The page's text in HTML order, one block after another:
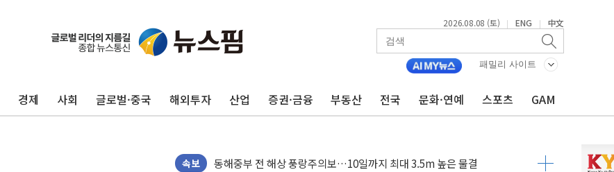
2026.08.08 (토) | ENG | 中文
패밀리 사이트
경제 사회 글로벌·중국 해외투자 산업 증권·금융 부동산 전국 문화·연예 스포츠 GAM
속보
'화합' 꺼낸 김민석에 '뻔뻔' 받아친 정청래…제주 연설서 신경전 고조
동해중부 전 해상 풍랑주의보…10일까지 최대 3.5m 높은 물결